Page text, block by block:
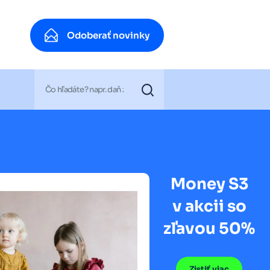
Odoberať novinky
Money S3
v akcii so
zľavou 50%